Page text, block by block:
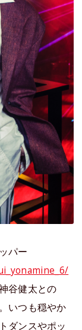
パー
谷健太との
いつも穏やか
ダンスやポッ